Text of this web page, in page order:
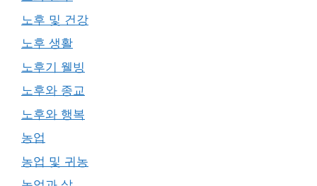
노후 및 건강
노후 생활
노후기 웰빙
노후와 종교
노후와 행복
농업
농업 및 귀농